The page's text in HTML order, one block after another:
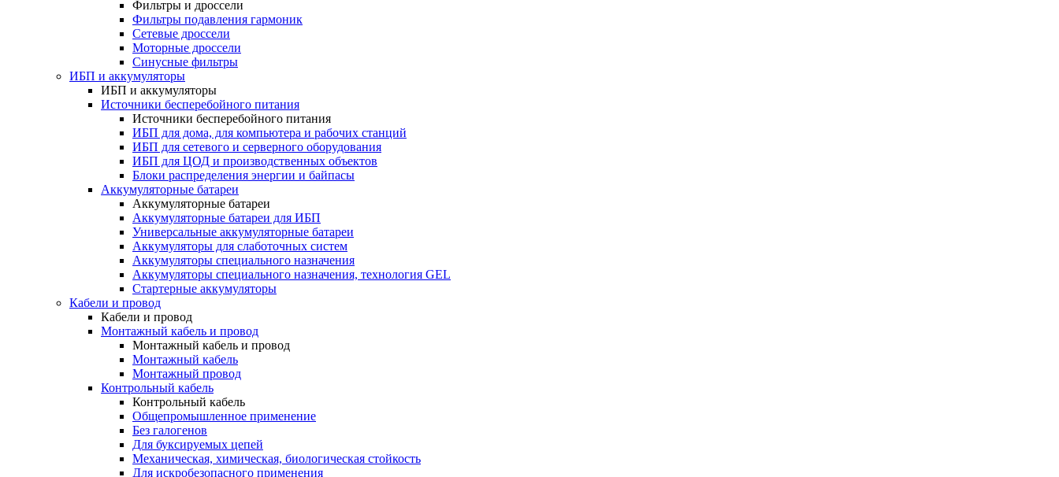
Фильтры и дроссели
Фильтры подавления гармоник
Сетевые дроссели
Моторные дроссели
Синусные фильтры
ИБП и аккумуляторы
ИБП и аккумуляторы
Источники бесперебойного питания
Источники бесперебойного питания
ИБП для дома, для компьютера и рабочих станций
ИБП для сетевого и серверного оборудования
ИБП для ЦОД и производственных объектов
Блоки распределения энергии и байпасы
Аккумуляторные батареи
Аккумуляторные батареи
Аккумуляторные батареи для ИБП
Универсальные аккумуляторные батареи
Аккумуляторы для слаботочных систем
Аккумуляторы специального назначения
Аккумуляторы специального назначения, технология GEL
Стартерные аккумуляторы
Кабели и провод
Кабели и провод
Монтажный кабель и провод
Монтажный кабель и провод
Монтажный кабель
Монтажный провод
Контрольный кабель
Контрольный кабель
Общепромышленное применение
Без галогенов
Для буксируемых цепей
Механическая, химическая, биологическая стойкость
Для искробезопасного применения